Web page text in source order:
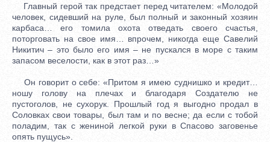
Главный герой так предстает перед читателем: «Молодой
человек, сидевший на руле, был полный и законный хозяин
карбаса… его томила охота отведать своего счастья,
поторговать на свое имя… впрочем, никогда еще Савелий
Никитич – это было его имя – не пускался в море с таким
запасом веселости, как в этот раз…»
Он говорит о себе: «Притом я имею суднишко и кредит…
ношу голову на плечах и благодаря Создателю не
пустоголов, не сухорук. Прошлый год я выгодно продал в
Соловках свои товары, был там и по весне; да если с тобой
поладим, так с жениной легкой руки в Спасово заговенье
опять пущусь».